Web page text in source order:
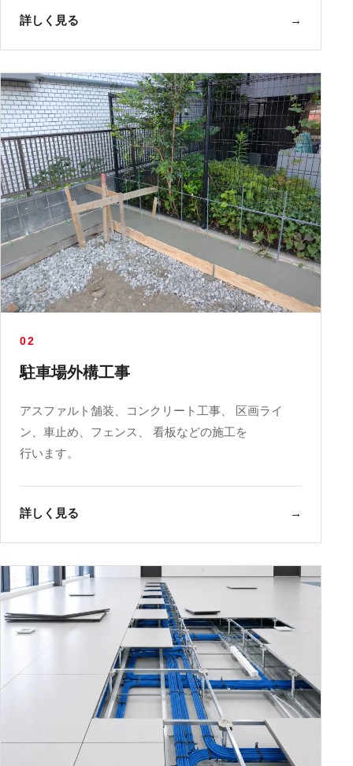
詳しく見る →
02
駐車場外構工事
アスファルト舗装、コンクリート工事、 区画ライ
ン、車止め、フェンス、 看板などの施工を
行います。
詳しく見る →